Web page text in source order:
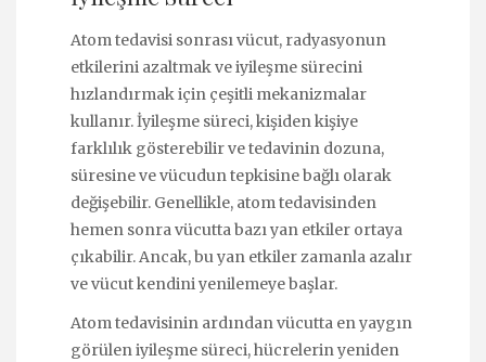
Atom tedavisi sonrası vücut, radyasyonun
etkilerini azaltmak ve iyileşme sürecini
hızlandırmak için çeşitli mekanizmalar
kullanır. İyileşme süreci, kişiden kişiye
farklılık gösterebilir ve tedavinin dozuna,
süresine ve vücudun tepkisine bağlı olarak
değişebilir. Genellikle, atom tedavisinden
hemen sonra vücutta bazı yan etkiler ortaya
çıkabilir. Ancak, bu yan etkiler zamanla azalır
ve vücut kendini yenilemeye başlar.
Atom tedavisinin ardından vücutta en yaygın
görülen iyileşme süreci, hücrelerin yeniden